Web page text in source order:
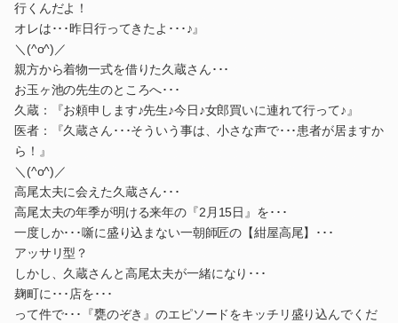
行くんだよ！
オレは･･･昨日行ってきたよ･･･♪』
＼(^o^)／
親方から着物一式を借りた久蔵さん･･･
お玉ヶ池の先生のところへ･･･
久蔵：『お頼申します♪先生♪今日♪女郎買いに連れて行って♪』
医者：『久蔵さん･･･そういう事は、小さな声で･･･患者が居ますか
ら！』
＼(^o^)／
高尾太夫に会えた久蔵さん･･･
高尾太夫の年季が明ける来年の『2月15日』を･･･
一度しか･･･噺に盛り込まない一朝師匠の【紺屋高尾】･･･
アッサリ型？
しかし、久蔵さんと高尾太夫が一緒になり･･･
麹町に･･･店を･･･
って件で･･･『甕のぞき』のエピソードをキッチリ盛り込んでくだ